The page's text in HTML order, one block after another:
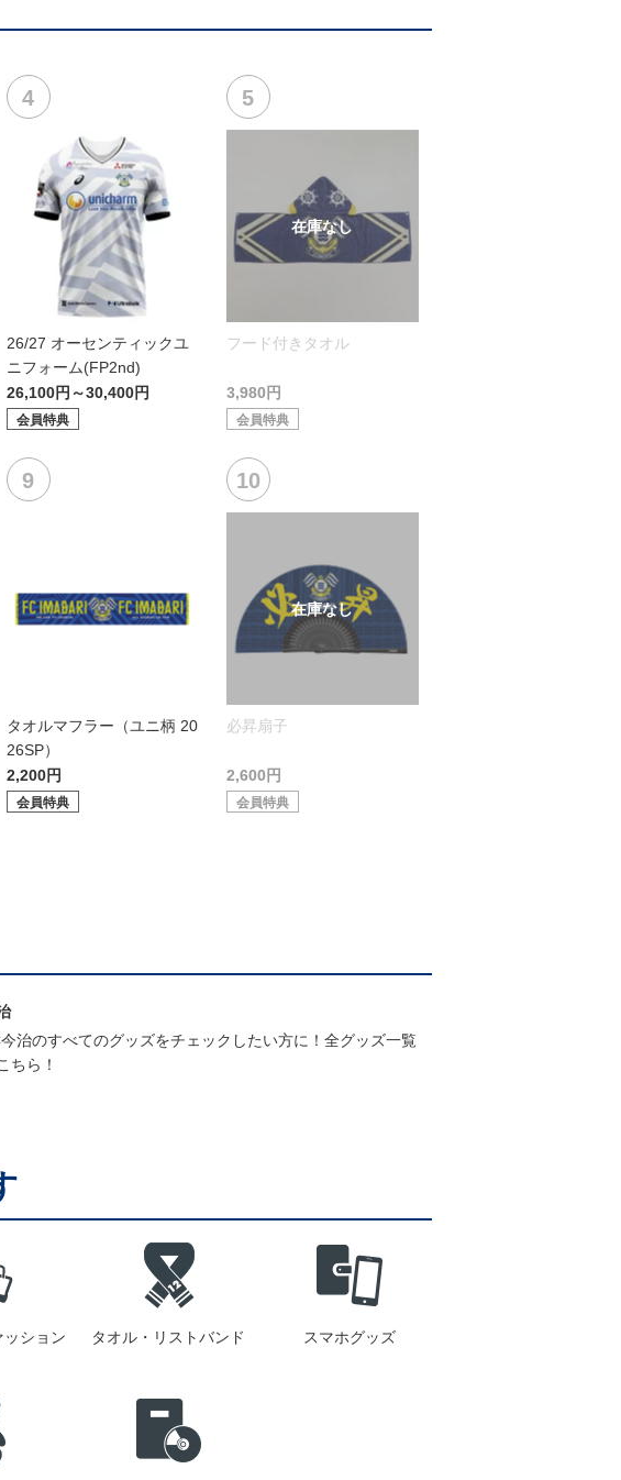
26/27 オーセンティックユ
ニフォーム(FP2nd)
26,100円～30,400円
会員特典
フード付きタオル
3,980円
会員特典
タオルマフラー（ユニ柄 20
26SP）
2,200円
会員特典
必昇扇子
2,600円
会員特典
治のすべてのグッズをチェックしたい方に！全グッズ一覧
ちら！
ッション
タオル・リストバンド スマホグッズ